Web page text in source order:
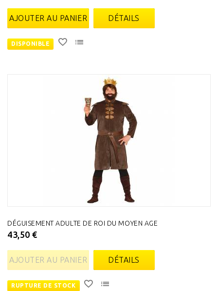
AJOUTER AU PANIER DÉTAILS
DISPONIBLE
DÉGUISEMENT ADULTE DE ROI DU MOYEN AGE
43,50 €
AJOUTER AU PANIER DÉTAILS
RUPTURE DE STOCK